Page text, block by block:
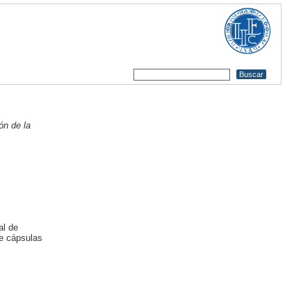
de la
de
cápsulas